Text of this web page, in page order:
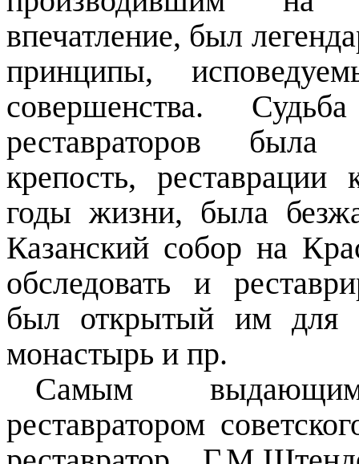
впечатление, был
принципы,
совершенства.
реставраторов была
крепость,
годы жизни, была
Казанский собор на
обследовать и
был открытый им для
монастырь и пр.
Самым
реставратором